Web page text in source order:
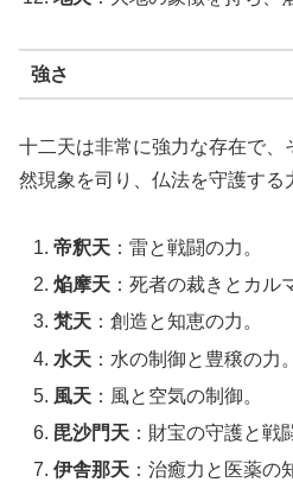
強さ
十二天は非常に強力な存在で、
然現象を司り、仏法を守護する
帝釈天 ：雷と戦闘の力。
焔摩天 ：死者の裁きとカル
梵天 ：創造と知恵の力。
水天 ：水の制御と豊穣の力。
風天 ：風と空気の制御。
毘沙門天 ：財宝の守護と戦
伊舎那天 ：治癒力と医薬の